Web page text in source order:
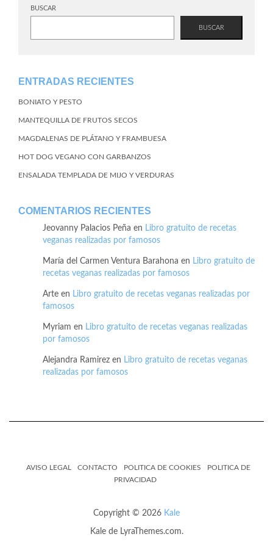
BUSCAR
BUSCAR
ENTRADAS RECIENTES
BONIATO Y PESTO
MANTEQUILLA DE FRUTOS SECOS
MAGDALENAS DE PLÁTANO Y FRAMBUESA
HOT DOG VEGANO CON GARBANZOS
ENSALADA TEMPLADA DE MIJO Y VERDURAS
COMENTARIOS RECIENTES
Jeovanny Palacios Peña en Libro gratuito de recetas
veganas realizadas por famosos
María del Carmen Ventura Barahona en Libro gratuito de
recetas veganas realizadas por famosos
Arte en Libro gratuito de recetas veganas realizadas por
famosos
Myriam en Libro gratuito de recetas veganas realizadas
por famosos
Alejandra Ramirez en Libro gratuito de recetas veganas
realizadas por famosos
AVISO LEGAL CONTACTO POLITICA DE COOKIES
POLITICA DE
PRIVACIDAD
Copyright © 2026 Kale
Kalede LyraThemes.com.